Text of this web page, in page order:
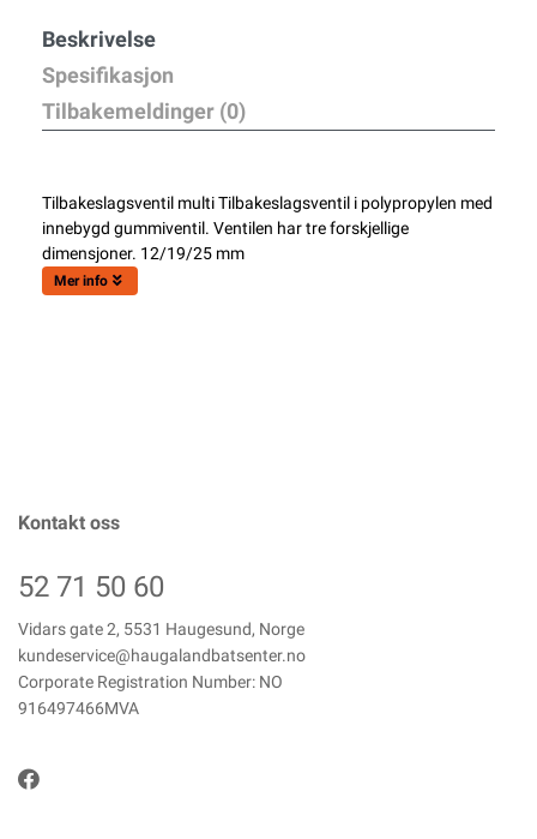
Beskrivelse
Spesifikasjon
Tilbakemeldinger (0)
Tilbakeslagsventil multi Tilbakeslagsventil i polypropylen med
innebygd gummiventil. Ventilen har tre forskjellige
dimensjoner. 12/19/25 mm
Mer info
Kontakt oss
52 71 50 60
Vidars gate 2, 5531 Haugesund, Norge
kundeservice@haugalandbatsenter.no
Corporate Registration Number: NO
916497466MVA